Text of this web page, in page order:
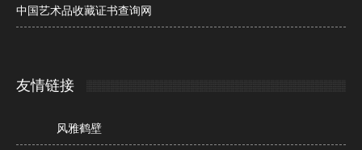
中国艺术品收藏证书查询网
友情链接
风雅鹤壁